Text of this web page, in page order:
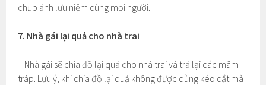
chụp ảnh lưu niệm cùng mọi người.
7. Nhà gái lại quả cho nhà trai
– Nhà gái sẽ chia đồ lại quả cho nhà trai và trả lại các mâm
tráp. Lưu ý, khi chia đồ lại quả không được dùng kéo cắt mà